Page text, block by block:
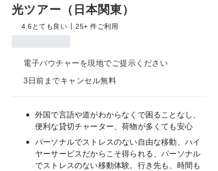
光ツアー（日本関東）
4.6 とても良い 25+ 件ご利用
電子バウチャーを現地でご提示ください
3日前までキャンセル無料
外国で言語や道がわからなくで困ることなし、
便利な貸切チャーター、荷物が多くても安心
パーソナルでストレスのない自由な移動、ハイ
ヤーサービスだからこそ得られる、パーソナル
でストレスのない移動体験。行き先も、時間も